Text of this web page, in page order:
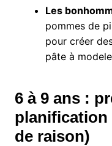
Les
pommes de
pour créer
pâte à
6 à 9 ans :
planification
de raison)